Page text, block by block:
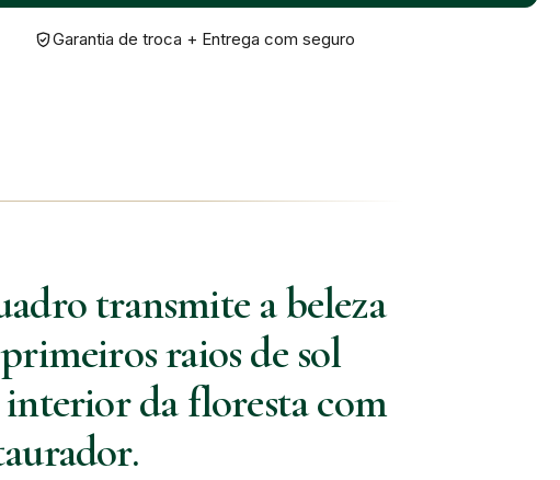
Garantia de troca + Entrega com seguro
transmite a beleza
raios de sol
interior da floresta com